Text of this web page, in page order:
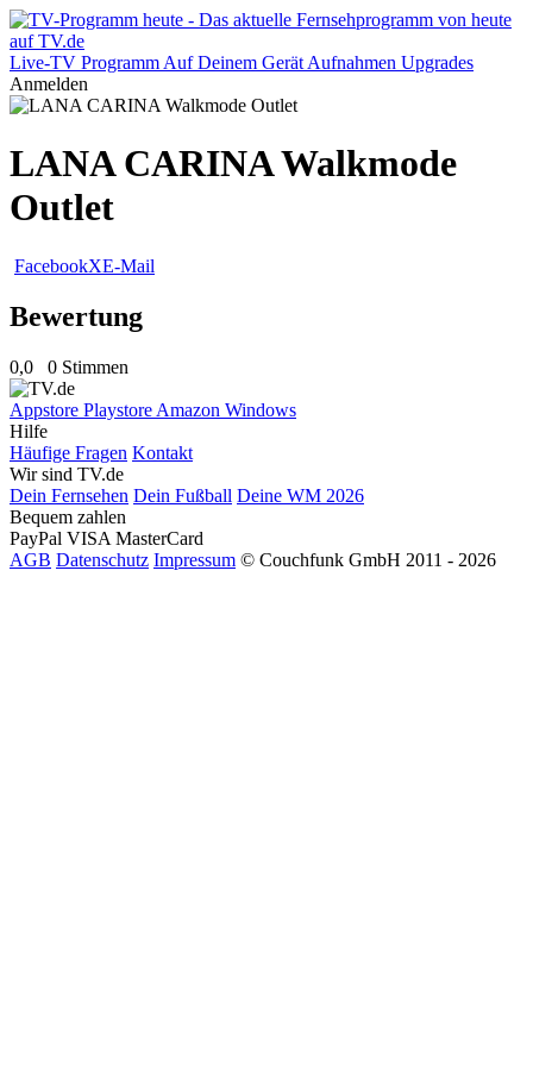
Live-TV Programm Auf Deinem Gerät Aufnahmen Upgrades
Anmelden
LANA CARINA Walkmode
Outlet
FacebookXE-Mail
Bewertung
0,0 0 Stimmen
Appstore Playstore Amazon Windows
Hilfe
Häufige Fragen Kontakt
Wir sind TV.de
Dein Fernsehen Dein Fußball Deine WM 2026
Bequem zahlen
PayPal VISA MasterCard
AGB Datenschutz Impressum © Couchfunk GmbH 2011 - 2026